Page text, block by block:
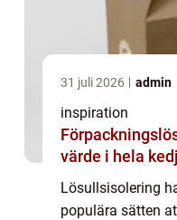
31 juli 2026 admin
inspiration
värde i hela
Lösullsisolering
populära sätten